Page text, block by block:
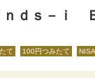
ｎｄｓ－ｉ
て 100円つみたて